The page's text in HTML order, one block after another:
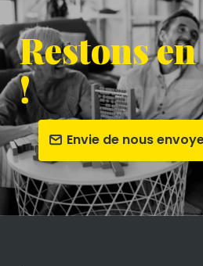
Restons
!
Envie de nous